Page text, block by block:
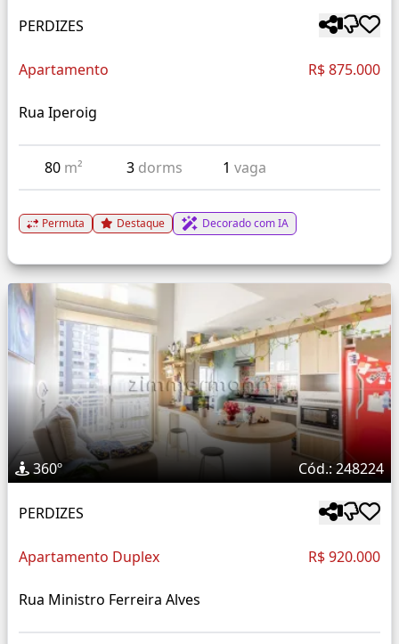
PERDIZES
Apartamento R$ 875.000
Rua Iperoig
80 m² 3 dorms 1vaga
Permuta Destaque Decorado com IA
360º Cód.: 248224
PERDIZES
Apartamento Duplex R$ 920.000
Rua Ministro Ferreira Alves